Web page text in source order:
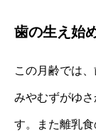
歯の生え始
この月齢では
みやむずがゆ
す。また離乳